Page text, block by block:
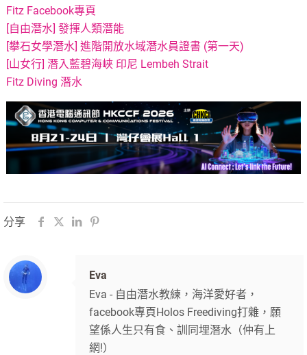
Fitz Facebook專頁
[自由潛水] 發揮人類潛能
[攀石女學潛水] 進階開放水域潛水員證書 (第一天)
[山女行] 潛入藍碧海峽 印尼 Lembeh Strait
Fitz Diving 潛水
分享
Eva
Eva - 自由潛水教練，海洋愛好者，
facebook專頁Holos Freediving打雜，願
望係人生只有食、訓同埋潛水（仲有上
網!）